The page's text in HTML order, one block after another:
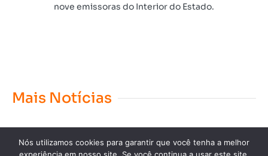
nove emissoras do Interior do Estado.
Mais Notícias
Nós utilizamos cookies para garantir que você tenha a melhor